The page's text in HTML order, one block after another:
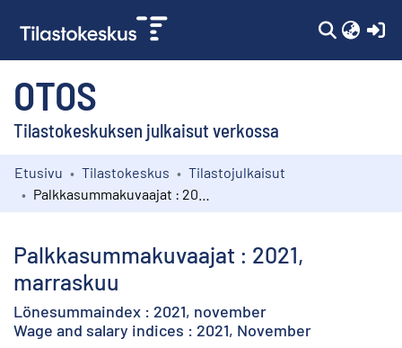
OTOS
Tilastokeskuksen julkaisut verkossa
Kokoelmat
Etusivu Tilastokeskus
Tilastojulkaisut
Palkkasummakuvaajat : 2021,
marraskuu
Lönesummaindex : 2021, november
Wage and salary indices : 2021, November